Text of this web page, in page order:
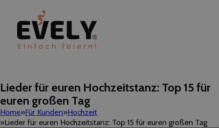
Lieder für euren Hochzeitstanz: Top 15 für
euren großen Tag
Home Für Kunden Hochzeit
Lieder für euren Hochzeitstanz: Top 15 für euren großen Tag